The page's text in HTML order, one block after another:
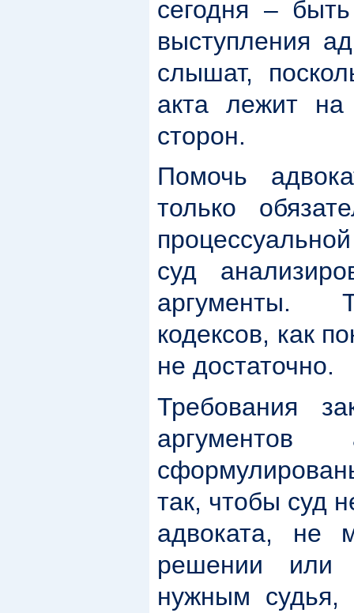
сегодня –
выступления
слышат,
акта лежит
сторон.
Помочь
только
суд
аргументы.
кодексов, как
не достаточно.
Требования
так, чтобы суд
адвоката, не
решении или
нужным судья,